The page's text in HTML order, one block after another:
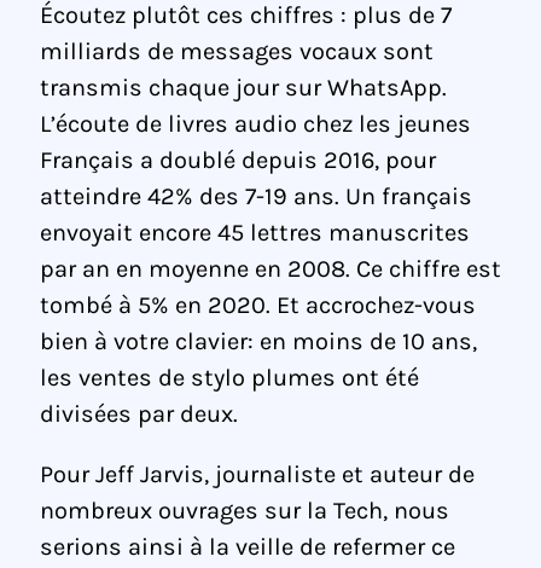
Écoutez plutôt ces chiffres : plus de 7
milliards de messages vocaux sont
transmis chaque jour sur WhatsApp.
L’écoute de livres audio chez les jeunes
Français a doublé depuis 2016, pour
atteindre 42% des 7-19 ans. Un français
envoyait encore 45 lettres manuscrites
par an en moyenne en 2008. Ce chiffre est
tombé à 5% en 2020. Et accrochez-vous
bien à votre clavier: en moins de 10 ans,
les ventes de stylo plumes ont été
divisées par deux.
Pour Jeff Jarvis, journaliste et auteur de
nombreux ouvrages sur la Tech, nous
serions ainsi à la veille de refermer ce